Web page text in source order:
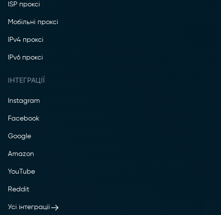
ISP проксі
Мобільні проксі
IPv4 проксі
IPv6 проксі
ІНТЕГРАЦІЇ
Instagram
Facebook
Google
Amazon
YouTube
Reddit
Усі інтеграції